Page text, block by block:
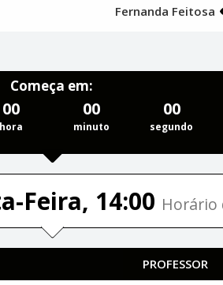
Fernanda Feitosa
Começa em:
00
hora
00
minuto
00
segundo
Feira, 14:00 Horário
PROFESSOR